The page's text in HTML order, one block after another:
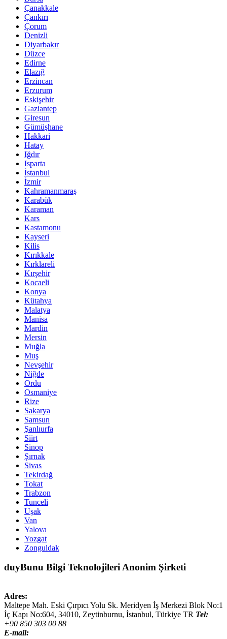
Çanakkale
Çankırı
Çorum
Denizli
Diyarbakır
Düzce
Edirne
Elazığ
Erzincan
Erzurum
Eskişehir
Gaziantep
Giresun
Gümüşhane
Hakkari
Hatay
Iğdır
Isparta
İstanbul
İzmir
Kahramanmaraş
Karabük
Karaman
Kars
Kastamonu
Kayseri
Kilis
Kırıkkale
Kırklareli
Kırşehir
Kocaeli
Konya
Kütahya
Malatya
Manisa
Mardin
Mersin
Muğla
Muş
Nevşehir
Niğde
Ordu
Osmaniye
Rize
Sakarya
Samsun
Şanlıurfa
Siirt
Sinop
Şırnak
Sivas
Tekirdağ
Tokat
Trabzon
Tunceli
Uşak
Van
Yalova
Yozgat
Zonguldak
duyBunu Bilgi Teknolojileri Anonim Şirketi
Adres:
Maltepe Mah. Eski Çırpıcı Yolu Sk. Meridyen İş Merkezi Blok No:1
İç Kapı No:604, 34010, Zeytinburnu, İstanbul, Türkiye TR Tel:
+90 850 303 00 88
E-mail: